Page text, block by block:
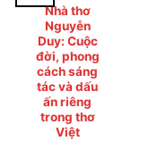
Nhà thơ
Nguyễn
Duy: Cuộc
đời, phong
cách sáng
tác và dấu
ấn riêng
trong thơ
Việt